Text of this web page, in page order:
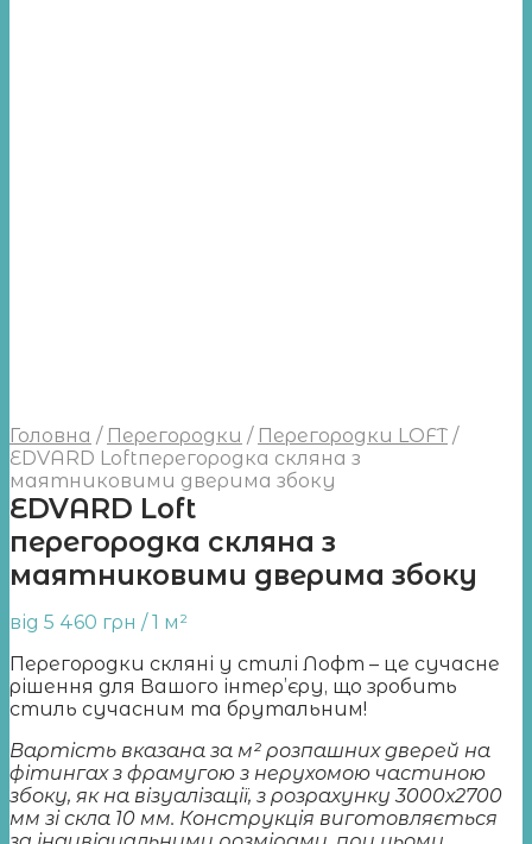
Головна / Перегородки / Перегородки LOFT /
EDVARD Loftперегородка скляна з
маятниковими дверима збоку
EDVARD Loft
перегородка скляна з
маятниковими дверима збоку
від 5 460 грн / 1 м²
Перегородки скляні у стилі Лофт – це сучасне
рішення для Вашого інтер’єру, що зробить
стиль сучаcним та брутальним!
Вартість вказана за м² розпашних дверей на
фітингах з фрамугою з нерухомою частиною
збоку, як на візуалізації, з розрахунку 3000х2700
мм зі скла 10 мм. Конструкція виготовляється